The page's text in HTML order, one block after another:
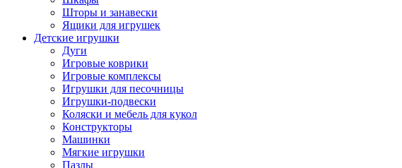
Шторы и занавески
Ящики для игрушек
Детские игрушки
Дуги
Игровые коврики
Игровые комплексы
Игрушки для песочницы
Игрушки-подвески
Коляски и мебель для кукол
Конструкторы
Машинки
Мягкие игрушки
Пазлы